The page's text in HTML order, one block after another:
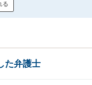
る
た弁護士